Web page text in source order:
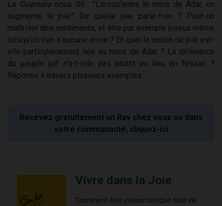
La Guémara nous dit : "Lorsqu'entre le mois de Adar, on
augmente la joie." De quelle joie parle-t-on ? Peut-on
maîtriser des sentiments, et être par exemple joyeux même
lorsqu'on n'en a aucune envie ? En quoi la notion de joie est-
elle particulièrement liée au mois de Adar ? La délivrance
du peuple juif n'a-t-elle pas plutôt eu lieu en Nissan ?
Réponse à travers plusieurs exemples.
Recevez gratuitement un Rav chez vous ou dans
votre communauté, cliquez-ici
Vivre dans la Joie
Comment être joyeux lorsque tout va